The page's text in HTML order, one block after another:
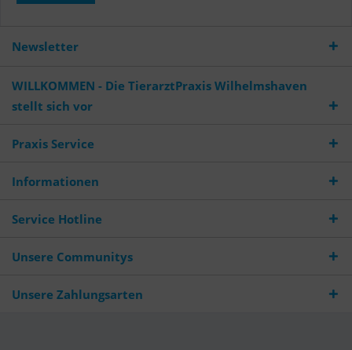
Newsletter
WILLKOMMEN - Die TierarztPraxis Wilhelmshaven
stellt sich vor
Praxis Service
Informationen
Service Hotline
Unsere Communitys
Unsere Zahlungsarten